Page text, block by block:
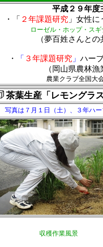
平成２９年度
・「 ２年課題研究 」女性
ローゼル・ホップ・ス
（夢百姓さんと
・ 「 ３年課題研究 」 ハー
（岡山県農林
農業クラブ全国大
茶葉生産「レモング
写真は７月１日（土）、３年ハ
収穫作業風景